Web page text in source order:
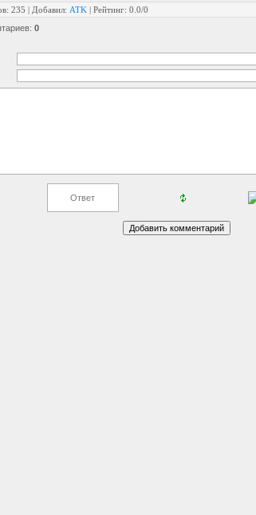
: 235 | Добавил: ATK | Рейтинг: 0.0/0
: 0